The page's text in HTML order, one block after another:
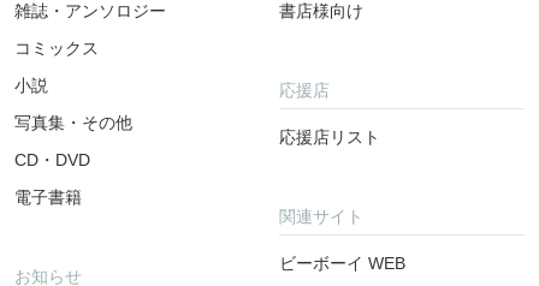
雑誌・アンソロジー
コミックス
小説
写真集・その他
CD・DVD
電子書籍
お知らせ
書店様向け
応援店
応援店リスト
関連サイト
ビーボーイ WEB